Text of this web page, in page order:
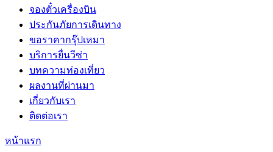
จองตั๋วเครื่องบิน
ประกันภัยการเดินทาง
ขอราคากรุ๊ปเหมา
บริการยื่นวีซ่า
บทความท่องเที่ยว
ผลงานที่ผ่านมา
เกี่ยวกับเรา
ติดต่อเรา
หน้าแรก